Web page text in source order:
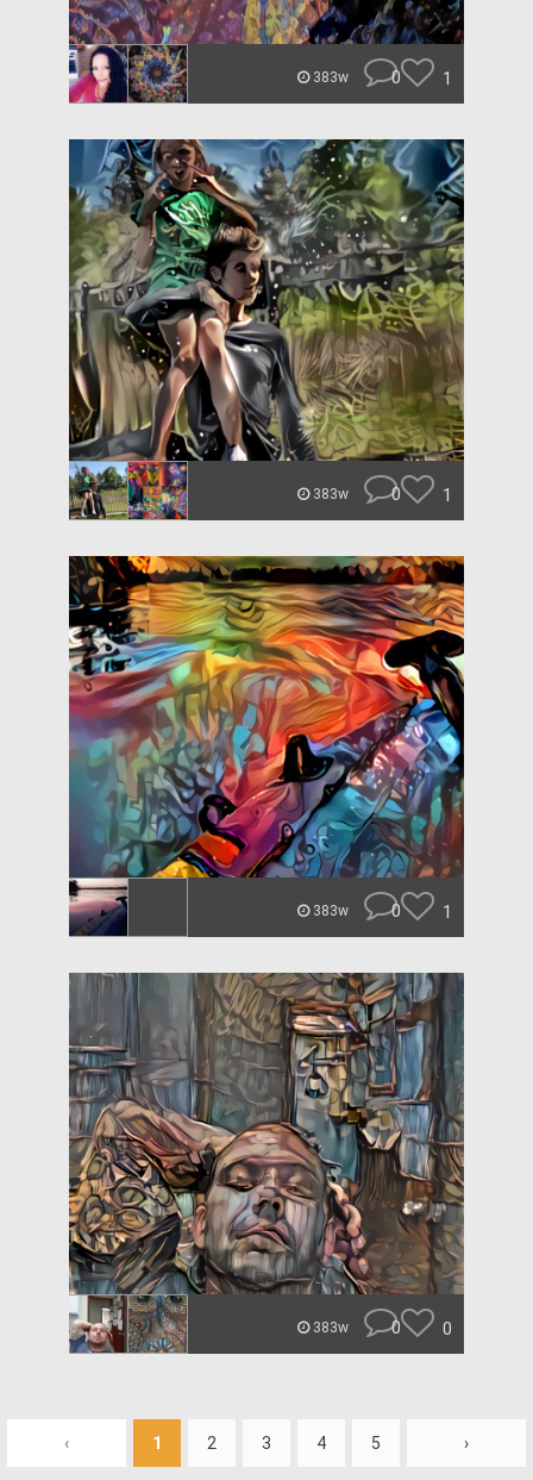
383w 0 1
383w 0 1
383w 0 1
383w 0 0
‹ 1 2 3 4 5 ›